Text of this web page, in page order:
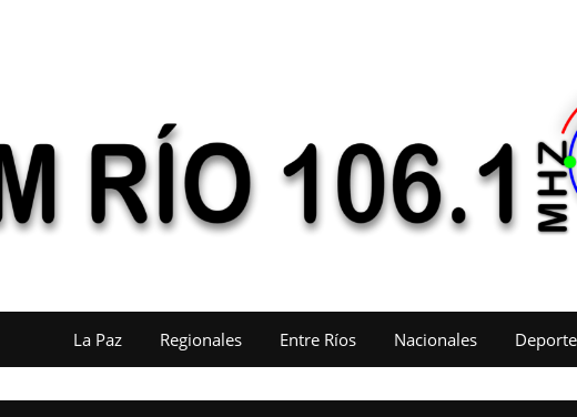
La Paz Regionales Entre Ríos Nacionales